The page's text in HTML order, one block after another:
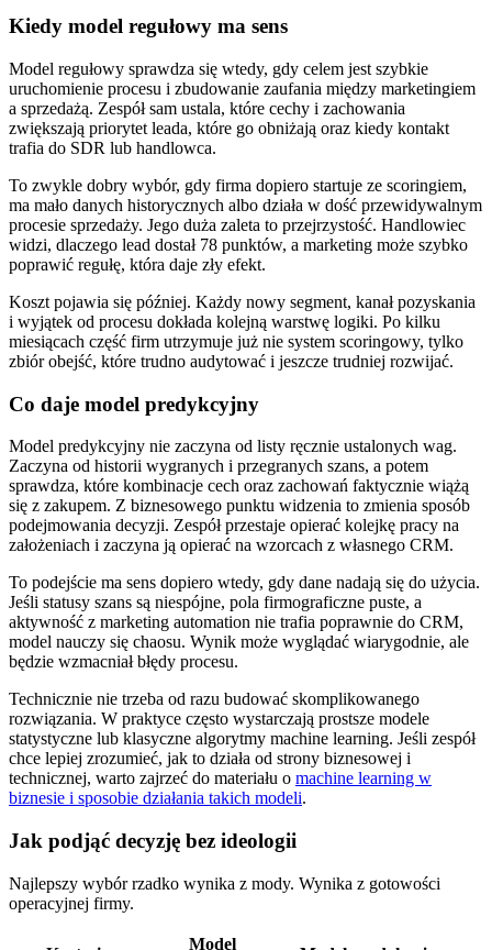
Kiedy model regułowy ma sens
Model regułowy sprawdza się wtedy, gdy celem jest szybkie
uruchomienie procesu i zbudowanie zaufania między marketingiem
a sprzedażą. Zespół sam ustala, które cechy i zachowania
zwiększają priorytet leada, które go obniżają oraz kiedy kontakt
trafia do SDR lub handlowca.
To zwykle dobry wybór, gdy firma dopiero startuje ze scoringiem,
ma mało danych historycznych albo działa w dość przewidywalnym
procesie sprzedaży. Jego duża zaleta to przejrzystość. Handlowiec
widzi, dlaczego lead dostał 78 punktów, a marketing może szybko
poprawić regułę, która daje zły efekt.
Koszt pojawia się później. Każdy nowy segment, kanał pozyskania
i wyjątek od procesu dokłada kolejną warstwę logiki. Po kilku
miesiącach część firm utrzymuje już nie system scoringowy, tylko
zbiór obejść, które trudno audytować i jeszcze trudniej rozwijać.
Co daje model predykcyjny
Model predykcyjny nie zaczyna od listy ręcznie ustalonych wag.
Zaczyna od historii wygranych i przegranych szans, a potem
sprawdza, które kombinacje cech oraz zachowań faktycznie wiążą
się z zakupem. Z biznesowego punktu widzenia to zmienia sposób
podejmowania decyzji. Zespół przestaje opierać kolejkę pracy na
założeniach i zaczyna ją opierać na wzorcach z własnego CRM.
To podejście ma sens dopiero wtedy, gdy dane nadają się do użycia.
Jeśli statusy szans są niespójne, pola firmograficzne puste, a
aktywność z marketing automation nie trafia poprawnie do CRM,
model nauczy się chaosu. Wynik może wyglądać wiarygodnie, ale
będzie wzmacniał błędy procesu.
Technicznie nie trzeba od razu budować skomplikowanego
rozwiązania. W praktyce często wystarczają prostsze modele
statystyczne lub klasyczne algorytmy machine learning. Jeśli zespół
chce lepiej zrozumieć, jak to działa od strony biznesowej i
technicznej, warto zajrzeć do materiału o machine learning w
biznesie i sposobie działania takich modeli.
Jak podjąć decyzję bez ideologii
Najlepszy wybór rzadko wynika z mody. Wynika z gotowości
operacyjnej firmy.
Model